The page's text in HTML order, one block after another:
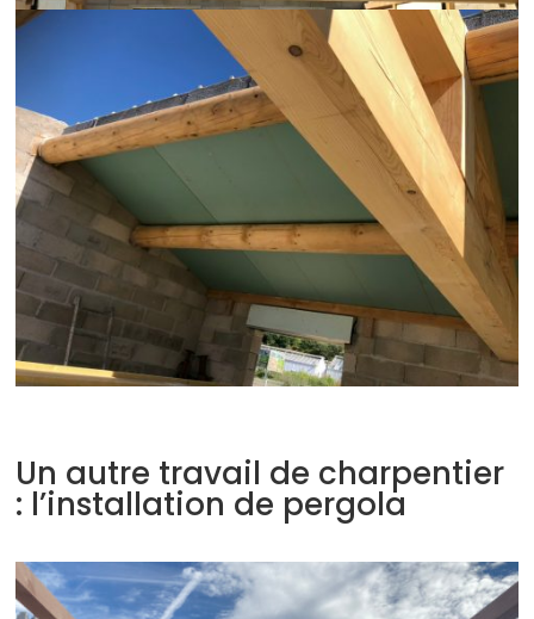
Un autre travail de charpentier
: l’installation de pergola